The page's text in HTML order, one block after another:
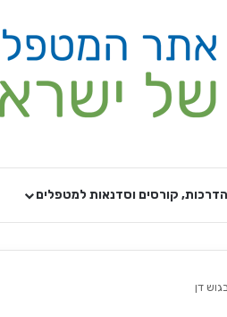
הדרכות, קורסים וסדנאות למטפלים
דן